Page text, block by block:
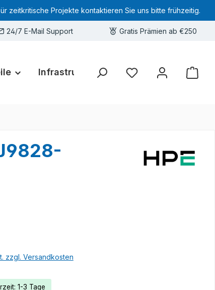
zeitkritische Projekte kontaktieren Sie uns bitte frühzeitig.
24/7 E-Mail Support Gratis Prämien ab €250
Infrastruktur Hardware-Deals
Sie haben 0 Produkte
zzgl. Versandkosten
1-3 Tage